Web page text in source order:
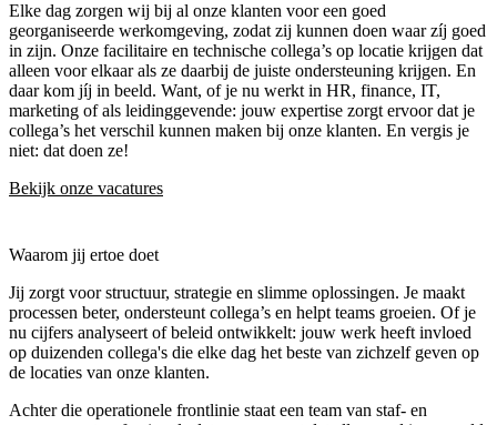
Elke dag zorgen wij bij al onze klanten voor een goed
georganiseerde werkomgeving, zodat zij kunnen doen waar zíj goed
in zijn. Onze facilitaire en technische collega’s op locatie krijgen dat
alleen voor elkaar als ze daarbij de juiste ondersteuning krijgen. En
daar kom jíj in beeld. Want, of je nu werkt in HR, finance, IT,
marketing of als leidinggevende: jouw expertise zorgt ervoor dat je
collega’s het verschil kunnen maken bij onze klanten. En vergis je
niet: dat doen ze!
Bekijk onze vacatures
Waarom jij ertoe doet
Jij zorgt voor structuur, strategie en slimme oplossingen. Je maakt
processen beter, ondersteunt collega’s en helpt teams groeien. Of je
nu cijfers analyseert of beleid ontwikkelt: jouw werk heeft invloed
op duizenden collega's die elke dag het beste van zichzelf geven op
de locaties van onze klanten.
Achter die operationele frontlinie staat een team van staf- en